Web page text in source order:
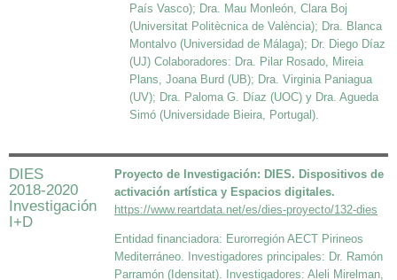
País Vasco); Dra. Mau Monleón, Clara Boj
(Universitat Politècnica de València); Dra. Blanca
Montalvo (Universidad de Málaga); Dr. Diego Díaz
(UJ) Colaboradores: Dra. Pilar Rosado, Mireia
Plans, Joana Burd (UB); Dra. Virginia Paniagua
(UV); Dra. Paloma G. Díaz (UOC) y Dra. Agueda
Simó (Universidade Bieira, Portugal).
DIES
2018-2020
Investigación
I+D
Proyecto de Investigación: DIES. Dispositivos de
activación artística y Espacios digitales.
https://www.reartdata.net/es/dies-proyecto/132-dies
Entidad financiadora: Eurorregión AECT Pirineos
Mediterráneo. Investigadores principales: Dr. Ramón
Parramón (Idensitat). Investigadores: Aleli Mirelman,